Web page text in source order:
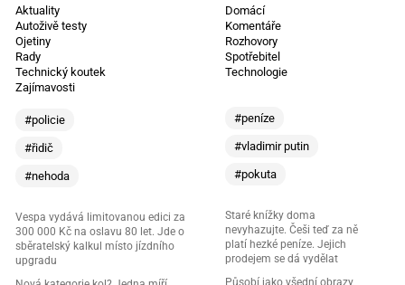
Aktuality
Autoživě testy
Ojetiny
Rady
Technický koutek
Zajímavosti
#policie
#řidič
#nehoda
Vespa vydává limitovanou edici za
300 000 Kč na oslavu 80 let. Jde o
sběratelský kalkul místo jízdního
upgradu
Domácí
Komentáře
Rozhovory
Spotřebitel
Technologie
#peníze
#vladimir putin
#pokuta
Staré knížky doma
nevyhazujte. Češi teď za ně
platí hezké peníze. Jejich
prodejem se dá vydělat
Působí jako všední obrazy,